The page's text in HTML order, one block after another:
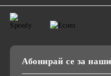
Абонирай се за